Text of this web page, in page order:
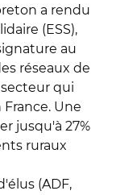
a rendu
(ESS),
au
réseaux de
qui
Une
jusqu'à 27%
ruraux
(ADF,